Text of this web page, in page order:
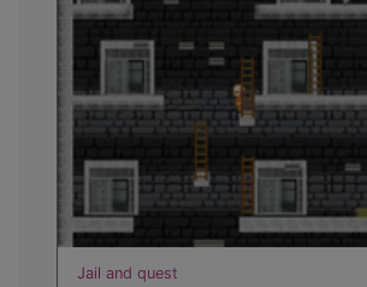
Jail and quest